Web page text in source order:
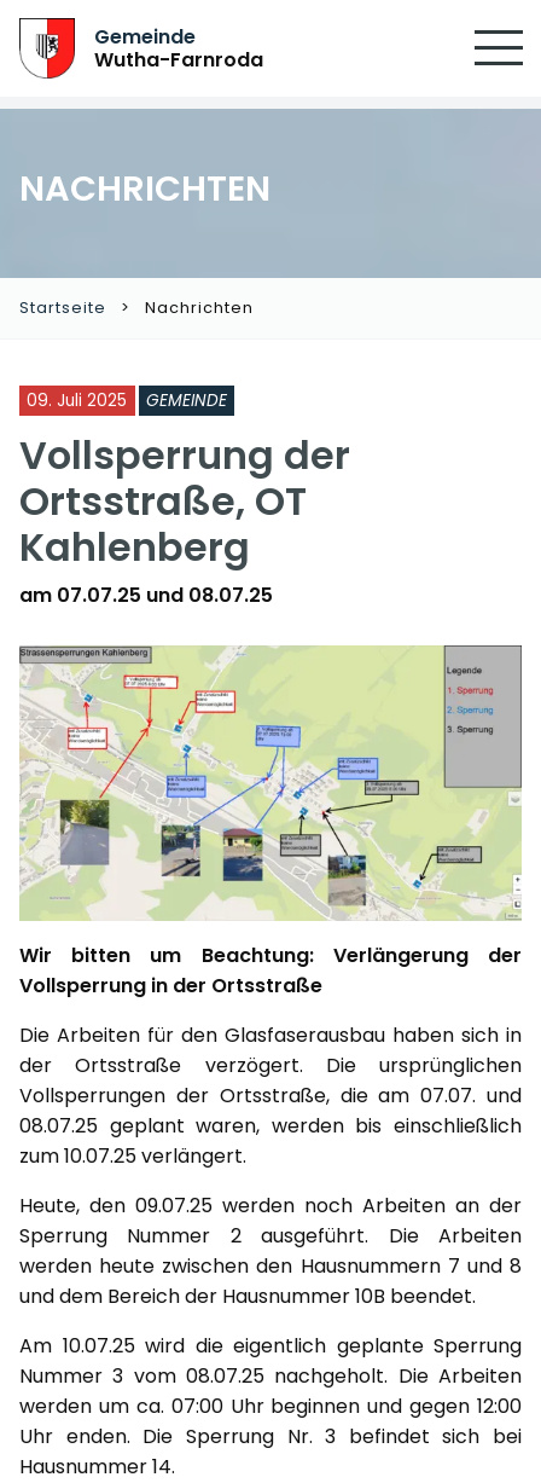
Gemeinde
Wutha-Farnroda
NACHRICHTEN
Startseite Nachrichten
09. Juli 2025 GEMEINDE
Vollsperrung der
Ortsstraße, OT
Kahlenberg
am 07.07.25 und 08.07.25
Wir bitten um Beachtung: Verlängerung der
Vollsperrung in der Ortsstraße
Die Arbeiten für den Glasfaserausbau haben sich in
der Ortsstraße verzögert. Die ursprünglichen
Vollsperrungen der Ortsstraße, die am 07.07. und
08.07.25 geplant waren, werden bis einschließlich
zum 10.07.25 verlängert.
Heute, den 09.07.25 werden noch Arbeiten an der
Sperrung Nummer 2 ausgeführt. Die Arbeiten
werden heute zwischen den Hausnummern 7 und 8
und dem Bereich der Hausnummer 10B beendet.
Am 10.07.25 wird die eigentlich geplante Sperrung
Nummer 3 vom 08.07.25 nachgeholt. Die Arbeiten
werden um ca. 07:00 Uhr beginnen und gegen 12:00
Uhr enden. Die Sperrung Nr. 3 befindet sich bei
Hausnummer 14.